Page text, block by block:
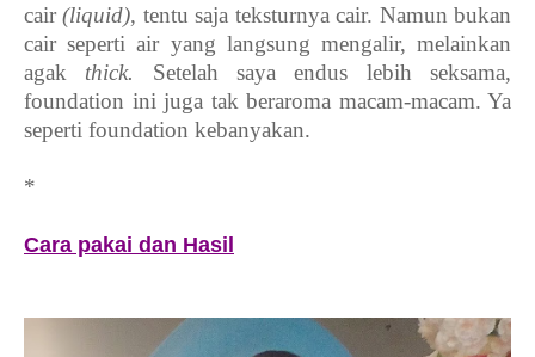
cair(liquid), tentu saja teksturnya cair. Namun bukan
cair seperti air yang langsung mengalir, melainkan
agak thick. Setelah saya endus lebih seksama,
foundation ini juga tak beraroma macam-macam. Ya
seperti foundation kebanyakan.
*
Cara pakai dan Hasil